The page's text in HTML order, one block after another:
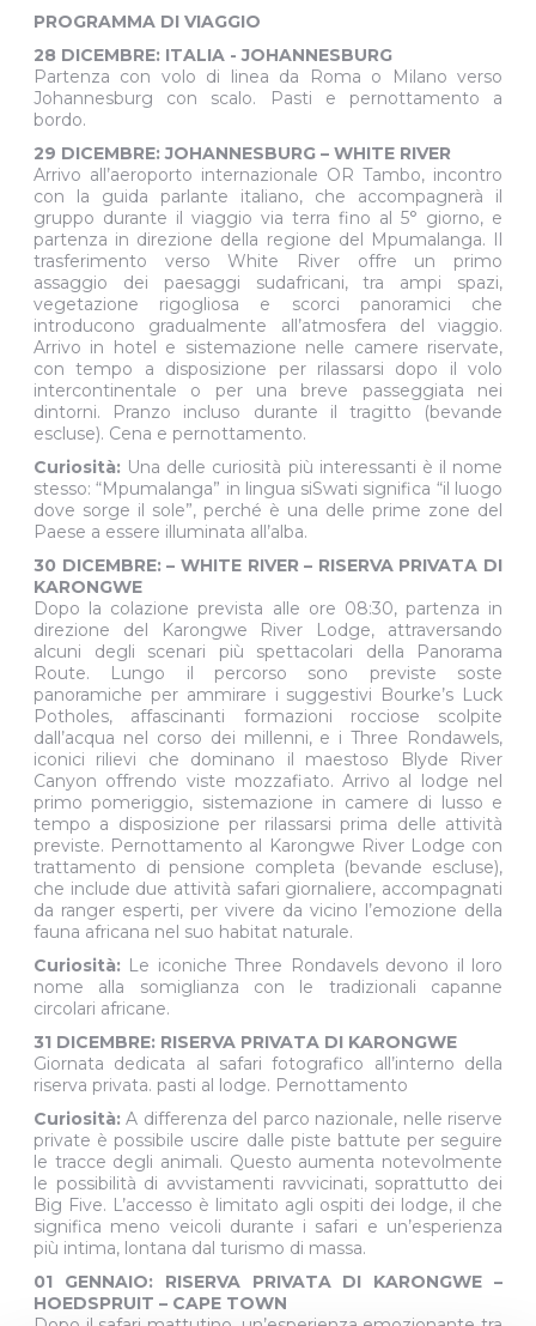
PROGRAMMA DI VIAGGIO
28 DICEMBRE: ITALIA - JOHANNESBURG
Partenza con volo di linea da Roma o Milano verso
Johannesburg con scalo. Pasti e pernottamento a
bordo.
29 DICEMBRE: JOHANNESBURG – WHITE RIVER
Arrivo all’aeroporto internazionale OR Tambo, incontro
con la guida parlante italiano, che accompagnerà il
gruppo durante il viaggio via terra fino al 5° giorno, e
partenza in direzione della regione del Mpumalanga. Il
trasferimento verso White River offre un primo
assaggio dei paesaggi sudafricani, tra ampi spazi,
vegetazione rigogliosa e scorci panoramici che
introducono gradualmente all’atmosfera del viaggio.
Arrivo in hotel e sistemazione nelle camere riservate,
con tempo a disposizione per rilassarsi dopo il volo
intercontinentale o per una breve passeggiata nei
dintorni. Pranzo incluso durante il tragitto (bevande
escluse). Cena e pernottamento.
Curiosità: Una delle curiosità più interessanti è il nome
stesso: “Mpumalanga” in lingua siSwati significa “il luogo
dove sorge il sole”, perché è una delle prime zone del
Paese a essere illuminata all’alba.
30 DICEMBRE: – WHITE RIVER – RISERVA PRIVATA DI
KARONGWE
Dopo la colazione prevista alle ore 08:30, partenza in
direzione del Karongwe River Lodge, attraversando
alcuni degli scenari più spettacolari della Panorama
Route. Lungo il percorso sono previste soste
panoramiche per ammirare i suggestivi Bourke’s Luck
Potholes, affascinanti formazioni rocciose scolpite
dall’acqua nel corso dei millenni, e i Three Rondawels,
iconici rilievi che dominano il maestoso Blyde River
Canyon offrendo viste mozzafiato. Arrivo al lodge nel
primo pomeriggio, sistemazione in camere di lusso e
tempo a disposizione per rilassarsi prima delle attività
previste. Pernottamento al Karongwe River Lodge con
trattamento di pensione completa (bevande escluse),
che include due attività safari giornaliere, accompagnati
da ranger esperti, per vivere da vicino l’emozione della
fauna africana nel suo habitat naturale.
Curiosità: Le iconiche Three Rondavels devono il loro
nome alla somiglianza con le tradizionali capanne
circolari africane.
31 DICEMBRE: RISERVA PRIVATA DI KARONGWE
Giornata dedicata al safari fotografico all’interno della
riserva privata. pasti al lodge. Pernottamento
Curiosità:A differenza del parco nazionale, nelle riserve
private è possibile uscire dalle piste battute per seguire
le tracce degli animali. Questo aumenta notevolmente
le possibilità di avvistamenti ravvicinati, soprattutto dei
Big Five. L’accesso è limitato agli ospiti dei lodge, il che
significa meno veicoli durante i safari e un’esperienza
più intima, lontana dal turismo di massa.
01 GENNAIO: RISERVA PRIVATA DI KARONGWE –
HOEDSPRUIT – CAPE TOWN